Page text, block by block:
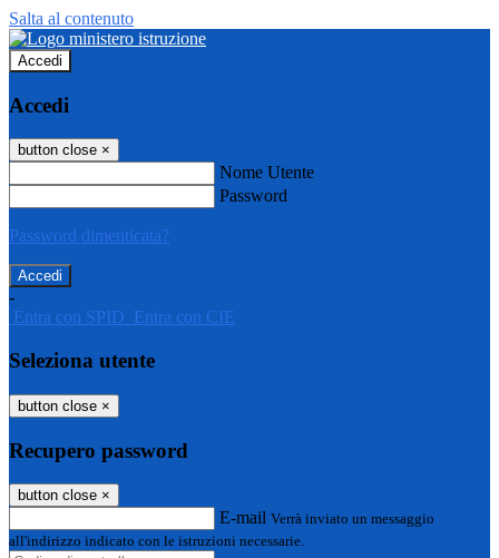
Salta al contenuto
Accedi
Accedi
button close ×
Nome Utente
Password
Password dimenticata?
-
Entra con SPID Entra con CIE
Seleziona utente
button close ×
Recupero password
button close ×
E-mail Verrà inviato un messaggio
all'indirizzo indicato con le istruzioni necessarie.